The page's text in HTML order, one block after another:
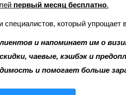
первый месяц бесплатно.
специалистов, который упрощает
и напоминает им о
чаевые, кэшбэк и
и помогает больше